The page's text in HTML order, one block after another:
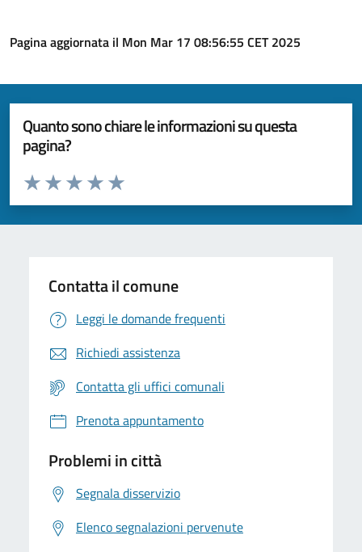
Pagina aggiornata il Mon Mar 17 08:56:55 CET 2025
Quanto sono chiare le informazioni su questa
pagina?
Valuta da 1 a 5 stelle la pagina
Valuta 5 stelle su 5
Valuta 4 stelle su 5
Valuta 3 stelle su 5
Valuta 2 stelle su 5
Valuta 1 stelle su 5
Contatta il comune
Leggi le domande frequenti
Richiedi assistenza
Contatta gli uffici comunali
Prenota appuntamento
Problemi in città
Segnala disservizio
Elenco segnalazioni pervenute